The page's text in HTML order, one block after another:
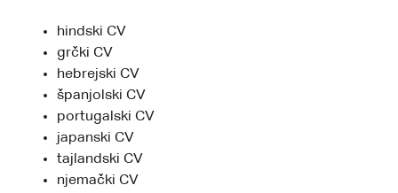
hindski CV
grčki CV
hebrejski CV
španjolski CV
portugalski CV
japanski CV
tajlandski CV
njemački CV